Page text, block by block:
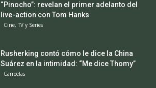
“Pinocho”: revelan el primer adelanto del
live-action con Tom Hanks
Cine, TV y Series
Rusherking contó cómo le dice la China
Suárez en la intimidad: “Me dice Thomy”
Caripelas